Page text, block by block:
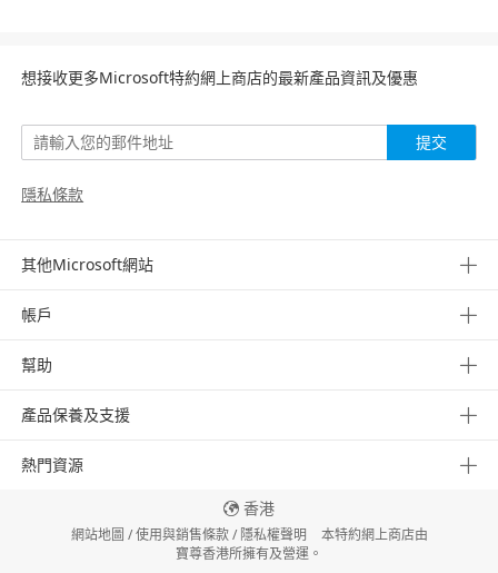
想接收更多Microsoft特約網上商店的最新產品資訊及優惠
提交
隱私條款
其他Microsoft網站
帳戶
幫助
產品保養及支援
熱門資源
香港
網站地圖 /使用與銷售條款/ 隱私權聲明
本特約網上商店由
寶尊香港所擁有及營運。